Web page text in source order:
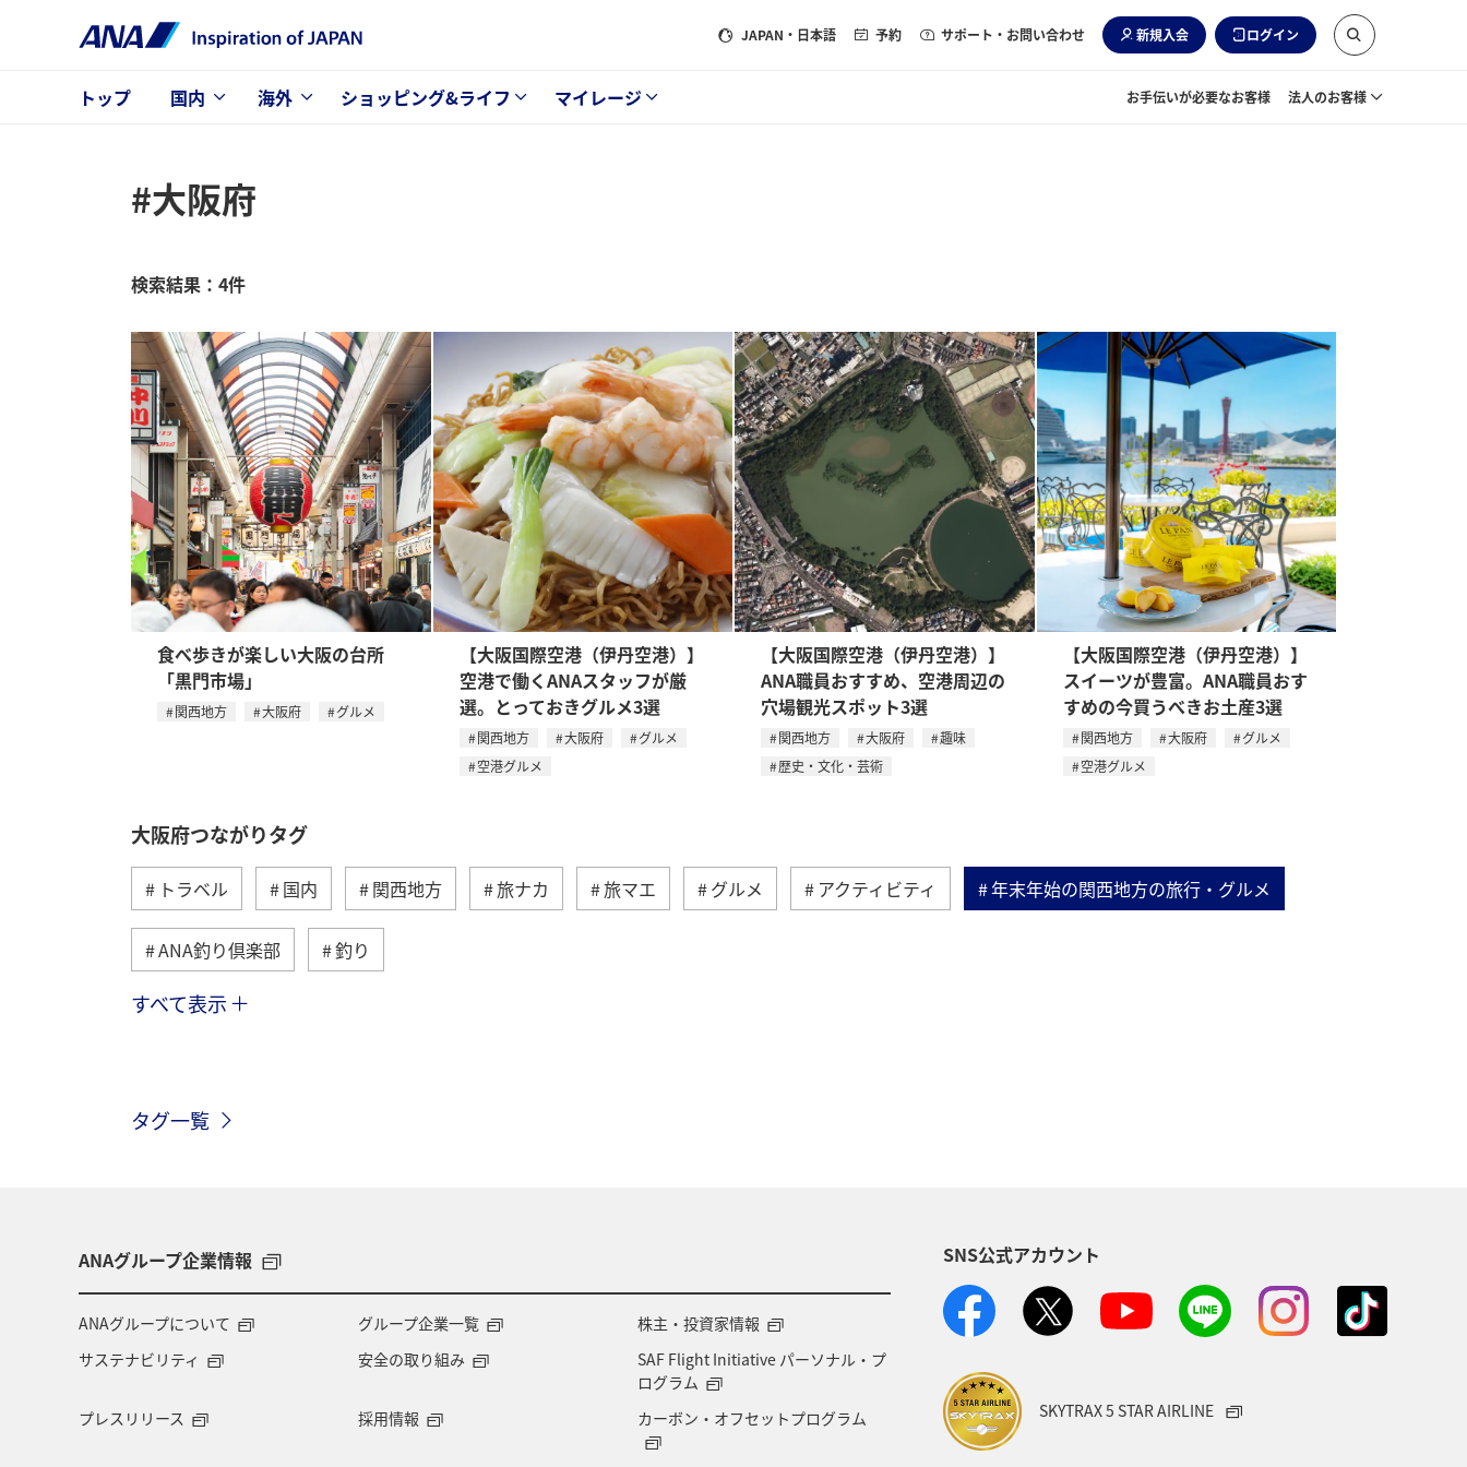
JAPAN ・日本語 予約 サポート・お問い合わせ 新規入会 ログイン
トップ 国内 海外 ショッピング&ライフ マイレージ お手伝いが必要なお客様 法人のお客様
#大阪府
検索結果：4件
食べ歩きが楽しい大阪の台所
「黒門市場」
関西地方 大阪府 グルメ
【大阪国際空港（伊丹空港）】
空港で働くANAスタッフが厳
選。とっておきグルメ3選
関西地方 大阪府
グルメ
空港グルメ
【大阪国際空港（伊丹空港）】
ANA職員おすすめ、空港周辺の
穴場観光スポット3選
関西地方 大阪府
趣味
歴史・文化・芸術
【大阪国際空港（伊丹空港）】
スイーツが豊富。ANA職員おす
すめの今買うべきお土産3選
関西地方 大阪府
グルメ
空港グルメ
大阪府つながりタグ
トラベル 国内 関西地方 旅ナカ 旅マエ グルメ アクティビティ 年末年始の関西地方の旅行・グルメ
ANA釣り倶楽部 釣り
兵庫県
海
すべて表示
タグ一覧
ANAグループ企業情報
ANAグループについて グループ企業一覧
株主・投資家情報
サステナビリティ
安全の取り組み
SAF Flight Initiative パーソナル・プ
ログラム
プレスリリース
採用情報 カーボン・オフセットプログラム
SNS公式アカウント
SKYTRAX 5 STAR AIRLINE